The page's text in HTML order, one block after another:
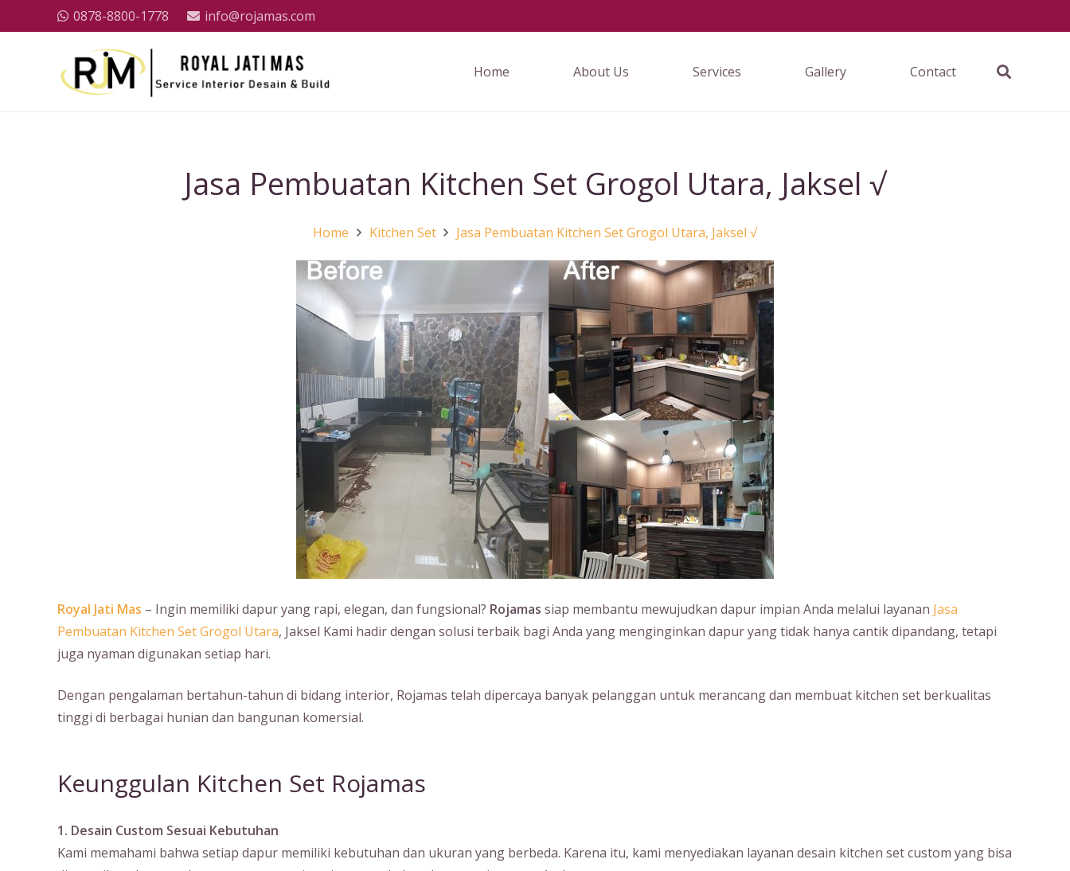
0878-8800-1778 info@rojamas.com
Home About Us Services Gallery Contact
Jasa Pembuatan Kitchen Set Grogol Utara, Jaksel √
Home Kitchen Set Jasa Pembuatan Kitchen Set Grogol Utara, Jaksel √
Royal Jati Mas – Ingin memiliki dapur yang rapi, elegan, dan fungsional? Rojamas siap membantu mewujudkan dapur impian Anda melalui layanan Jasa
Pembuatan Kitchen Set Grogol Utara, Jaksel Kami hadir dengan solusi terbaik bagi Anda yang menginginkan dapur yang tidak hanya cantik dipandang, tetapi
juga nyaman digunakan setiap hari.
Dengan pengalaman bertahun-tahun di bidang interior, Rojamas telah dipercaya banyak pelanggan untuk merancang dan membuat kitchen set berkualitas
tinggi di berbagai hunian dan bangunan komersial.
Keunggulan Kitchen Set Rojamas
1. Desain Custom Sesuai Kebutuhan
Kami memahami bahwa setiap dapur memiliki kebutuhan dan ukuran yang berbeda. Karena itu, kami menyediakan layanan desain kitchen set custom yang bisa